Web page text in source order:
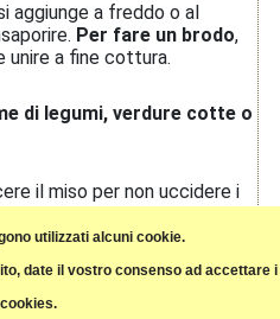
utilizzati alcuni cookie.
date il vostro consenso ad accettare i
cookies.
aggiunge a freddo o al
Per fare un brodo,
unire a fine cottura.
di legumi, verdure cotte o
il miso per non uccidere i
in frigo una volta aperto.